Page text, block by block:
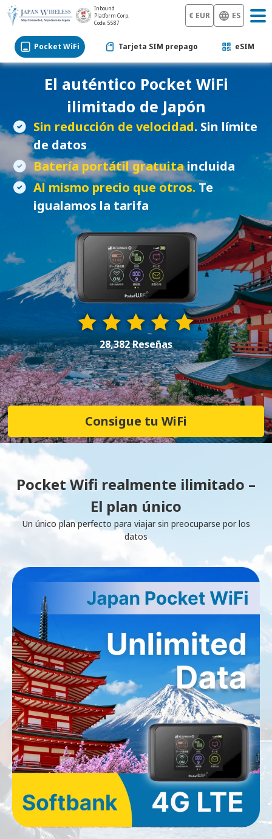
Inbound
Platform Corp.
Code: 5587
€ EUR ES
Pocket WiFi Tarjeta SIM prepago eSIM
El auténtico Pocket WiFi
ilimitado de Japón
Sin reducción de velocidad. Sin límite
de datos
Batería portátil gratuitaincluida
Al mismo precio que otros.Te
igualamos la tarifa
28,382 Reseñas
Consigue tu WiFi
Pocket Wifi realmente ilimitado –
El plan único
Un único plan perfecto para viajar sin preocuparse por los
datos